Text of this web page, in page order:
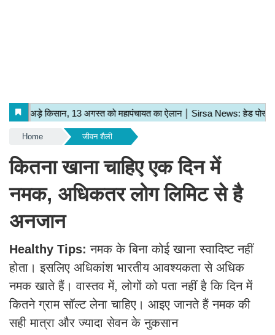
Home जीवन शैली
कितना खाना चाहिए एक दिन में
नमक, अधिकतर लोग लिमिट से है
अनजान
Healthy Tips:नमक के बिना कोई खाना स्वादिष्ट नहीं
होता। इसलिए अधिकांश भारतीय आवश्यकता से अधिक
नमक खाते हैं। वास्तव में, लोगों को पता नहीं है कि दिन में
कितने ग्राम सॉल्ट लेना चाहिए। आइए जानते हैं नमक की
सही मात्रा और ज्यादा सेवन के नुकसान